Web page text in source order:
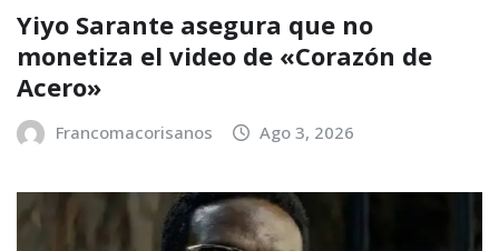
Yiyo Sarante asegura que no
monetiza el video de «Corazón de
Acero»
Francomacorisanos Ago 3, 2026